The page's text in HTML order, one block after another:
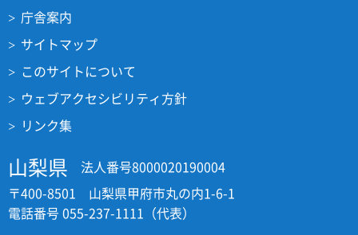
庁舎案内
サイトマップ
このサイトについて
ウェブアクセシビリティ方針
リンク集
山梨県
法人番号8000020190004
〒400-8501 山梨県甲府市丸の内1-6-1
電話番号 055-237-1111（代表）